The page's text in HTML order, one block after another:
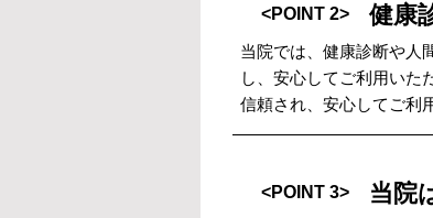
<POINT 2> 健康
当院では、健康診断や人
し、安心してご利用いた
信頼され、安心してご利
<POINT 3> 当院